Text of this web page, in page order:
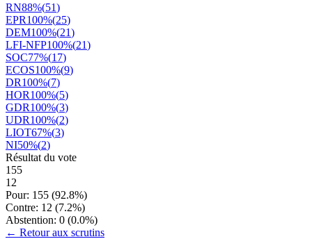
RN88%(51)
EPR100%(25)
DEM100%(21)
LFI-NFP100%(21)
SOC77%(17)
ECOS100%(9)
DR100%(7)
HOR100%(5)
GDR100%(3)
UDR100%(2)
LIOT67%(3)
NI50%(2)
Résultat du vote
155
12
Pour: 155 (92.8%)
Contre: 12 (7.2%)
Abstention: 0 (0.0%)
← Retour aux scrutins